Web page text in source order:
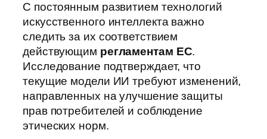
С постоянным развитием технологий
искусственного интеллекта важно
следить за их соответствием
действующим регламентам ЕС.
Исследование подтверждает, что
текущие модели ИИ требуют изменений,
направленных на улучшение защиты
прав потребителей и соблюдение
этических норм.